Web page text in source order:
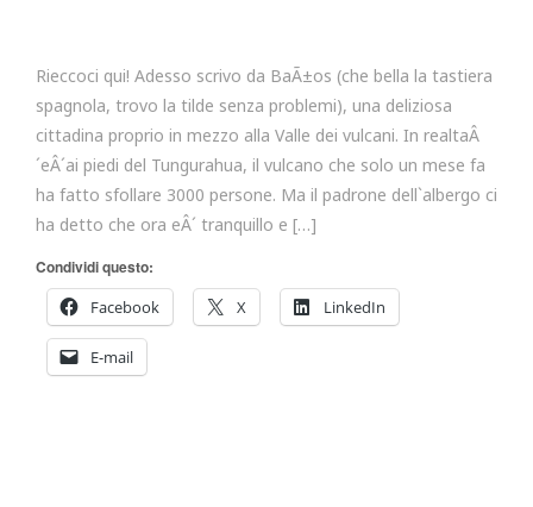
Rieccoci qui! Adesso scrivo da BaÃ±os (che bella la tastiera
spagnola, trovo la tilde senza problemi), una deliziosa
cittadina proprio in mezzo alla Valle dei vulcani. In realtaÂ
´eÂ´ai piedi del Tungurahua, il vulcano che solo un mese fa
ha fatto sfollare 3000 persone. Ma il padrone dell`albergo ci
ha detto che ora eÂ´ tranquillo e […]
Condividi questo:
Facebook
X LinkedIn
E-mail